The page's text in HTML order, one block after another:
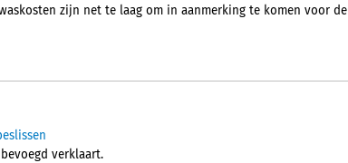
zijn net te laag om in aanmerking te komen voor de
verklaart.